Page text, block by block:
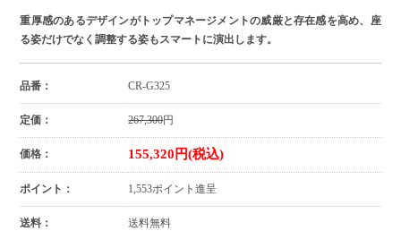
重厚感のあるデザインがトップマネージメントの威厳と存在感を高め、座
る姿だけでなく調整する姿もスマートに演出します。
品番： CR-G325
定価： 267,300円
価格： 155,320円(税込)
ポイント： 1,553ポイント進呈
送料： 送料無料